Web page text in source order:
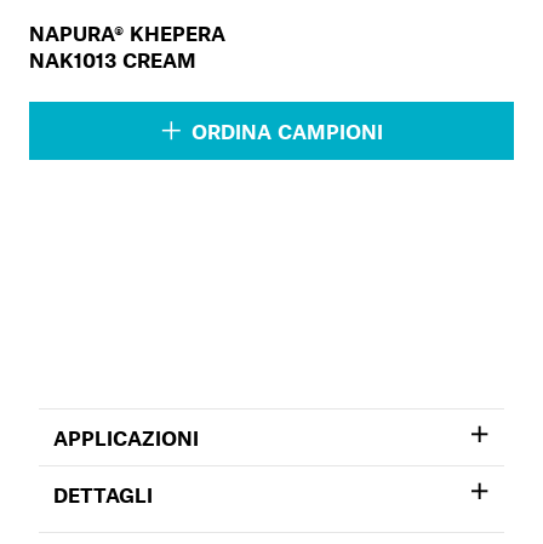
NAPURA® KHEPERA
NAK1013 CREAM
ORDINA CAMPIONI
APPLICAZIONI
DETTAGLI